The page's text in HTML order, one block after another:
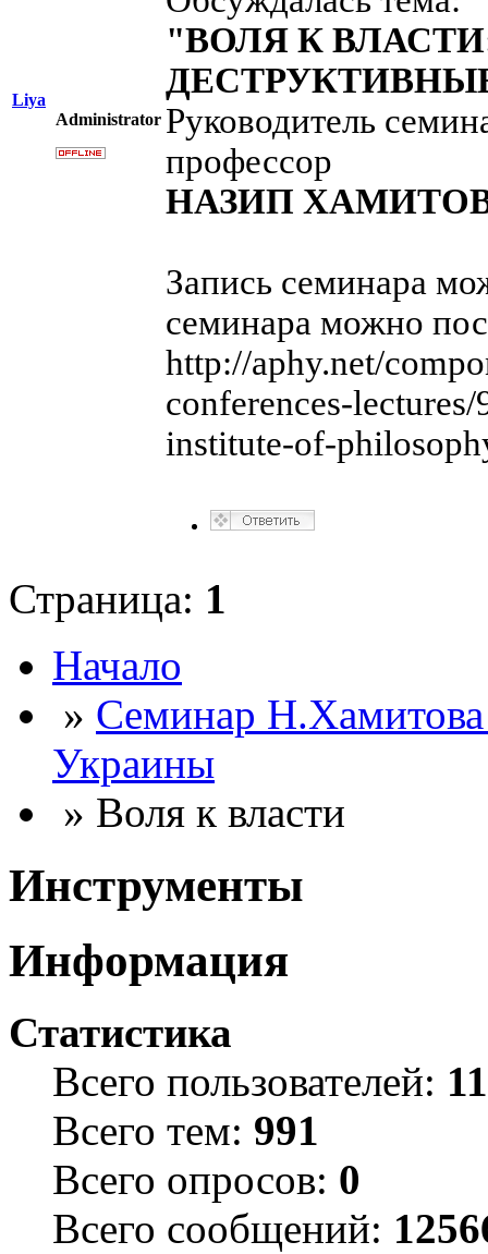
Liya
Administrator
"ВОЛЯ К
Руководитель
профессор
НАЗИП
Запись семинара
семинара можно
http://aphy.net/
conferences-
institute-of-
Страница: 1
Начало
» Семинар
Украины
» Воля к власти
Инструменты
Информация
Статистика
Всего пользователей:
Всего тем: 991
Всего опросов: 0
Всего сообщений: